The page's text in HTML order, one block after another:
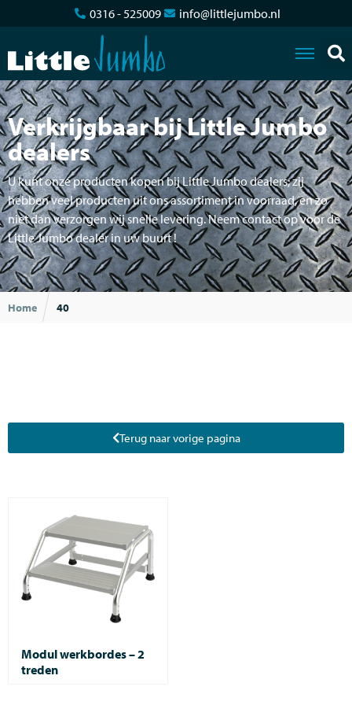
0316 - 525009 info@littlejumbo.nl
Verkrijgbaar bij Little Jumbo
dealers
U kunt onze producten kopen bij Little Jumbo dealers; zij
hebben veel producten uit ons assortiment in voorraad, en zo
niet dan verzorgen wij snelle levering. Neem contact op voor de
Little Jumbo dealer in uw buurt !
Home 40
Terug naar vorige pagina
Modul werkbordes – 2
treden